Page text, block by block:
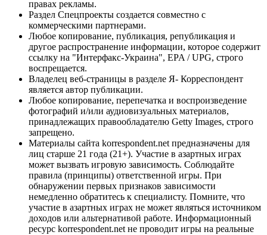
правах рекламы.
Раздел Спецпроекты создается совместно с
коммерческими партнерами.
Любое копирование, публикация, републикация и
другое распространение информации, которое содержит
ссылку на "Интерфакс-Украина", EPA / UPG, строго
воспрещается.
Владелец веб-страницы в разделе Я- Корреспондент
является автор публикации.
Любое копирование, перепечатка и воспроизведение
фотографий и/или аудиовизуальных материалов,
принадлежащих правообладателю Getty Images, строго
запрещено.
Материалы сайта korrespondent.net предназначены для
лиц старше 21 года (21+). Участие в азартных играх
может вызвать игровую зависимость. Соблюдайте
правила (принципы) ответственной игры. При
обнаружении первых признаков зависимости
немедленно обратитесь к специалисту. Помните, что
участие в азартных играх не может являться источником
доходов или альтернативой работе. Информационный
ресурс korrespondent.net не проводит игры на реальные